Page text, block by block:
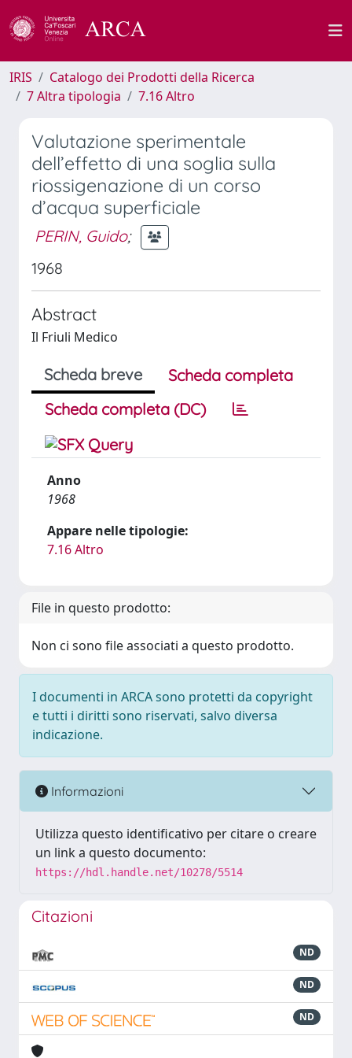
IRIS
Catalogo dei Prodotti della Ricerca
7 Altra tipologia
7.16 Altro
Valutazione sperimentale
dell’effetto di una soglia sulla
riossigenazione di un corso
d’acqua superficiale
PERIN, Guido;
1968
Abstract
Il Friuli Medico
Scheda breve
Scheda completa
Scheda completa (DC)
Anno
1968
Appare nelle tipologie:
7.16 Altro
File in questo prodotto:
Non ci sono file associati a questo prodotto.
I documenti in ARCA sono protetti da copyright
e tutti i diritti sono riservati, salvo diversa
indicazione.
Informazioni
Utilizza questo identificativo per citare o creare
un link a questo documento:
https://hdl.handle.net/10278/5514
Citazioni
ND
ND
ND